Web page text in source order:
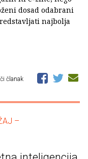
dosad odabrani
najbolja
članak
–